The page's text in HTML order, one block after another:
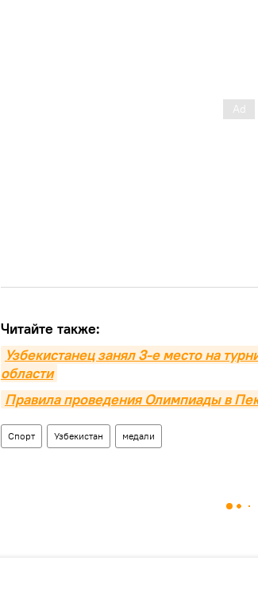
Читайте также:
Узбекистанец занял 3-е место на
области
Правила проведения Олимпиады в
Спорт Узбекистан медали